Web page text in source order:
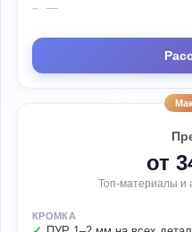
—
от
Топ-материалы и
КРОМКА